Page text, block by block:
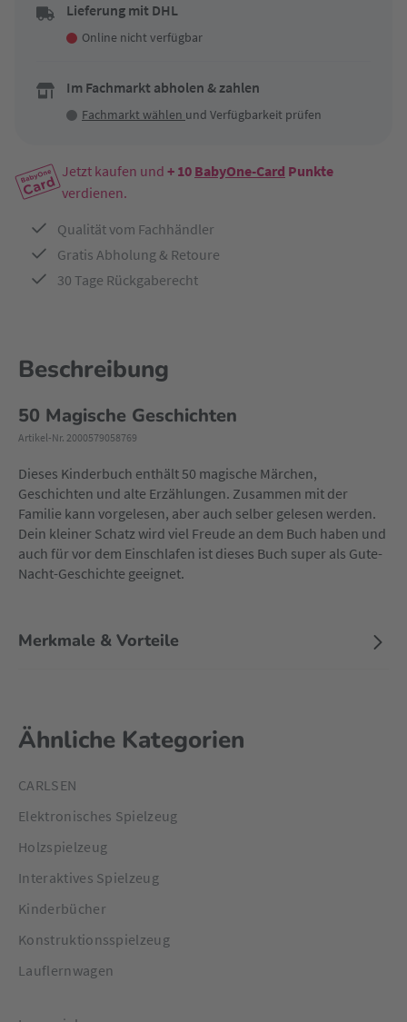
Lieferung mit DHL
Online nicht verfügbar
Im Fachmarkt abholen & zahlen
Fachmarkt wählen und Verfügbarkeit prüfen
Jetzt kaufen und + 10 BabyOne-Card Punkte
verdienen.
Qualität vom Fachhändler
Gratis Abholung & Retoure
30 Tage Rückgaberecht
Beschreibung
50 Magische Geschichten
Artikel-Nr. 2000579058769
Dieses Kinderbuch enthält 50 magische Märchen,
Geschichten und alte Erzählungen. Zusammen mit der
Familie kann vorgelesen, aber auch selber gelesen werden.
Dein kleiner Schatz wird viel Freude an dem Buch haben und
auch für vor dem Einschlafen ist dieses Buch super als Gute-
Nacht-Geschichte geeignet.
Merkmale & Vorteile
Ähnliche Kategorien
CARLSEN
Elektronisches Spielzeug
Holzspielzeug
Interaktives Spielzeug
Kinderbücher
Konstruktionsspielzeug
Lauflernwagen